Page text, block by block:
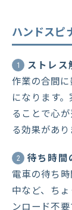
ハンドスピ
1
ストレス
作業の合間に
になります
ることで心
る効果があり
2
待ち時間
電車の待ち
中など、ち
ンロード不